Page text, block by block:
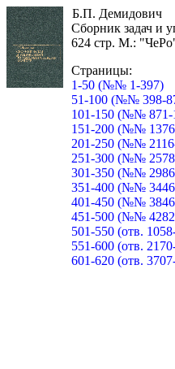
Б.П. Демидович
Сборник задач и
624 стр. М.:
Страницы:
1-50 (№№ 1-397)
51-100 (№№ 398-
101-150 (№№ 871-
151-200 (№№
201-250 (№№
251-300 (№№
301-350 (№№
351-400 (№№
401-450 (№№
451-500 (№№
501-550 (отв.
551-600 (отв.
601-620 (отв.